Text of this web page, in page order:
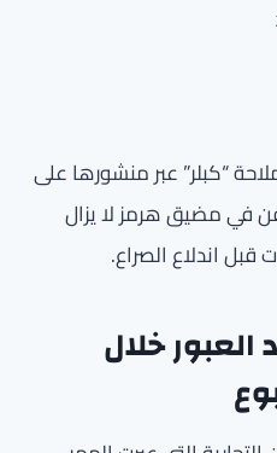
“كبلر” عبر منشورها على
في مضيق هرمز لا يزال
اندلاع الصراع.
خلال